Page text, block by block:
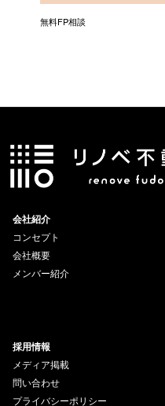
無料FP相談
会社紹介
コンセプト
会社概要
メンバー紹介
採用情報
メディア掲載
問い合わせ
プライバシーポリシー